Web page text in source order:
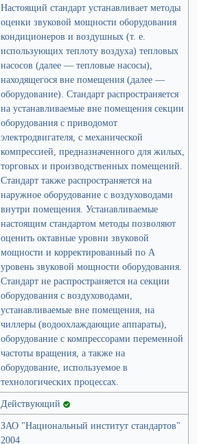
Настоящий стандарт устанавливает методы
оценки звуковой мощности оборудования
кондиционеров и воздушных (т. е.
использующих теплоту воздуха) тепловых
насосов (далее — тепловые насосы),
находящегося вне помещения (далее —
оборудование). Стандарт распространяется
на устанавливаемые вне помещения секции
оборудования с приводомот
электродвигателя, с механической
компрессией, предназначенного для жилых,
торговых и производственных помещений.
Стандарт также распространяется на
наружное оборудование с воздуховодами
внутри помещения. Устанавливаемые
настоящим стандартом методы позволяют
оценить октавные уровни звуковой
мощности и корректированный по А
уровень звуковой мощности оборудования.
Стандарт не распространяется на секции
оборудования с воздуховодами,
устанавливаемые вне помещения, на
чиллеры (водоохлаждающие аппараты),
оборудование с компрессорами переменной
частоты вращения, а также на
оборудование, используемое в
технологических процессах.
Действующий
ЗАО "Национальный институт стандартов"
2004